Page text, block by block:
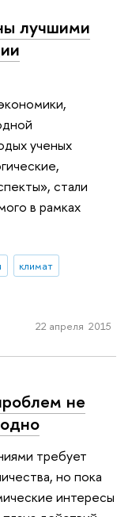
лучшими
ученых
стали
в рамках
климат
22 апреля 2015
не
требует
но пока
интересы